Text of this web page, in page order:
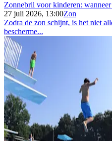
Zonnebril voor kinderen:
27 juli 2026, 13:00Zon
Zodra de zon schijnt, is het niet
bescherme...